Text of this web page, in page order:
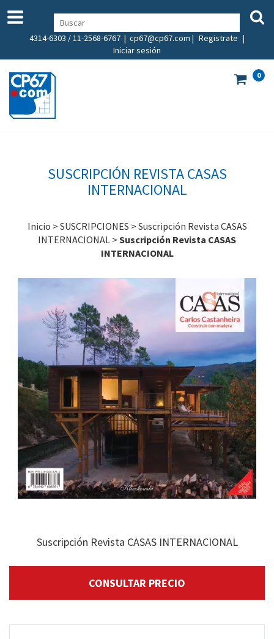
4314-6303 / 11-2568-6767 | cp67@cp67.com | Registrate |
Iniciar sesión
0
SUSCRIPCIÓN REVISTA CASAS
INTERNACIONAL
Inicio > SUSCRIPCIONES > Suscripción Revista CASAS
INTERNACIONAL > Suscripción Revista CASAS
INTERNACIONAL
Suscripción Revista CASAS INTERNACIONAL